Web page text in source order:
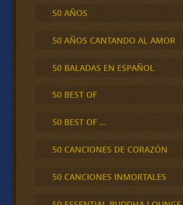
50 AÑOS
50 AÑOS CANTANDO AL AMOR
50 BALADAS EN ESPAÑOL
50 BEST OF
50 BEST OF …
50 CANCIONES DE CORAZÓN
50 CANCIONES INMORTALES